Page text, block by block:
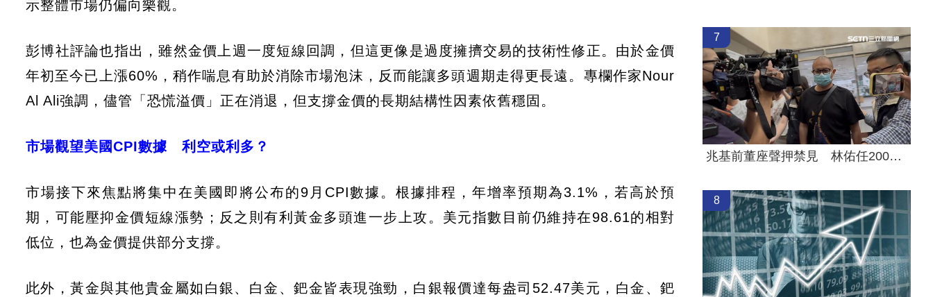
示整體市場仍偏向樂觀。
彭博社評論也指出，雖然金價上週一度短線回調，但這更像是過度擁擠交易的技術性修正。由於金價
年初至今已上漲60%，稍作喘息有助於消除市場泡沫，反而能讓多頭週期走得更長遠。專欄作家Nour
Al Ali強調，儘管「恐慌溢價」正在消退，但支撐金價的長期結構性因素依舊穩固。
市場觀望美國CPI數據 利空或利多？
市場接下來焦點將集中在美國即將公布的9月CPI數據。根據排程，年增率預期為3.1%，若高於預
期，可能壓抑金價短線漲勢；反之則有利黃金多頭進一步上攻。美元指數目前仍維持在98.61的相對
低位，也為金價提供部分支撐。
此外，黃金與其他貴金屬如白銀、白金、鈀金皆表現強勁，白銀報價達每盎司52.47美元，白金、鈀
7
兆基前董座聲押禁見 林佑任200萬交保
8